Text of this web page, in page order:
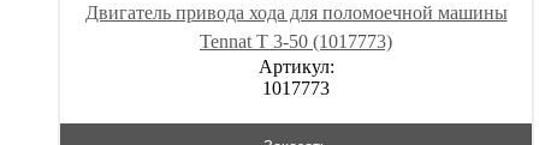
Двигатель привода хода для поломоечной машины
Tennat T 3-50 (1017773)
Артикул:
1017773